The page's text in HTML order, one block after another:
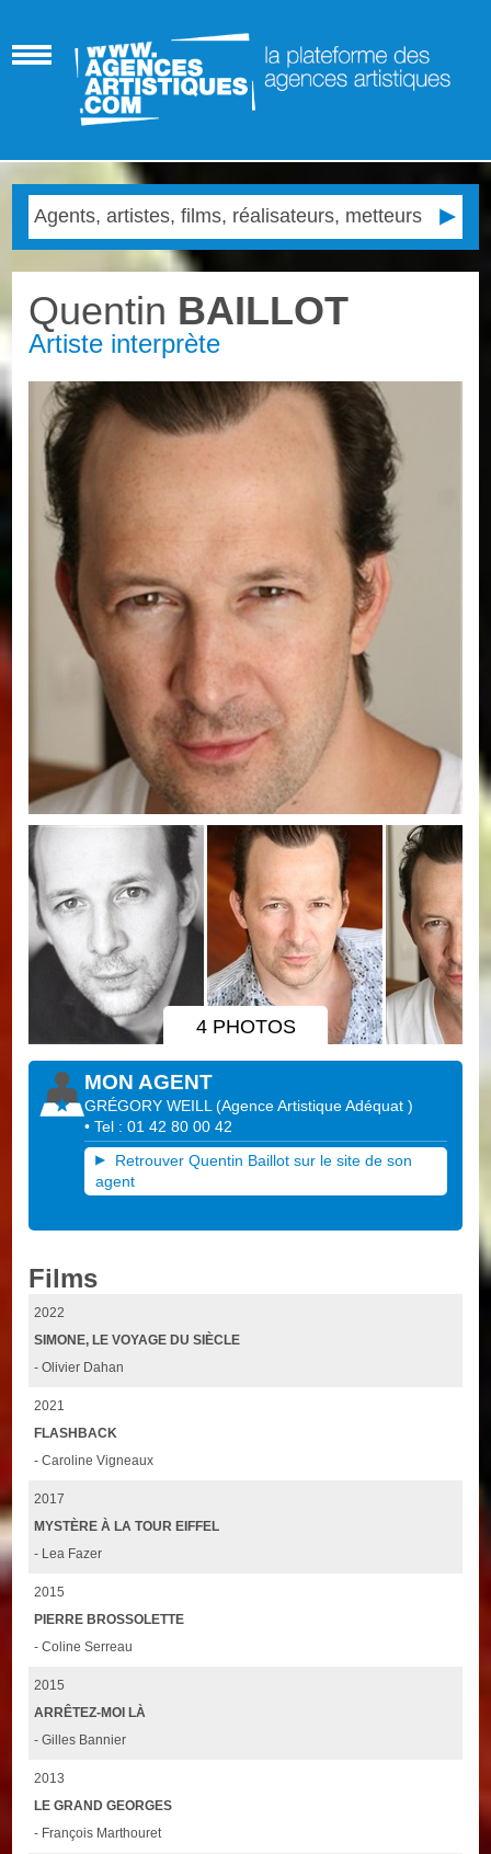
Quentin BAILLOT
Artiste interprète
4 PHOTOS
MON AGENT
GRÉGORY WEILL (Agence Artistique Adéquat)
• Tel : 01 42 80 00 42
Retrouver Quentin Baillot sur le site de son
agent
Films
2022
SIMONE, LE VOYAGE DU SIÈCLE
- Olivier Dahan
2021
FLASHBACK
- Caroline Vigneaux
2017
MYSTÈRE À LA TOUR EIFFEL
- Lea Fazer
2015
PIERRE BROSSOLETTE
- Coline Serreau
2015
ARRÊTEZ-MOI LÀ
- Gilles Bannier
2013
LE GRAND GEORGES
- François Marthouret